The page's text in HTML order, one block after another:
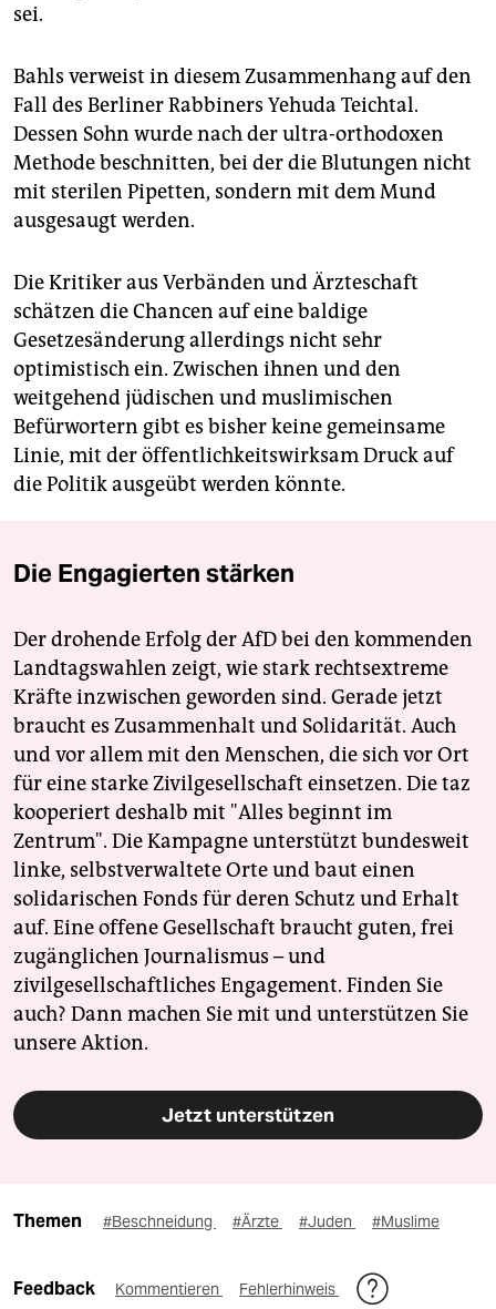
sei.
Bahls verweist in diesem Zusammenhang auf den
Fall des Berliner Rabbiners Yehuda Teichtal.
Dessen Sohn wurde nach der ultra-orthodoxen
Methode beschnitten, bei der die Blutungen nicht
mit sterilen Pipetten, sondern mit dem Mund
ausgesaugt werden.
Die Kritiker aus Verbänden und Ärzteschaft
schätzen die Chancen auf eine baldige
Gesetzesänderung allerdings nicht sehr
optimistisch ein. Zwischen ihnen und den
weitgehend jüdischen und muslimischen
Befürwortern gibt es bisher keine gemeinsame
Linie, mit der öffentlichkeitswirksam Druck auf
die Politik ausgeübt werden könnte.
Die Engagierten stärken
Der drohende Erfolg der AfD bei den kommenden
Landtagswahlen zeigt, wie stark rechtsextreme
Kräfte inzwischen geworden sind. Gerade jetzt
braucht es Zusammenhalt und Solidarität. Auch
und vor allem mit den Menschen, die sich vor Ort
für eine starke Zivilgesellschaft einsetzen. Die taz
kooperiert deshalb mit "Alles beginnt im
Zentrum". Die Kampagne unterstützt bundesweit
linke, selbstverwaltete Orte und baut einen
solidarischen Fonds für deren Schutz und Erhalt
auf. Eine offene Gesellschaft braucht guten, frei
zugänglichen Journalismus – und
zivilgesellschaftliches Engagement. Finden Sie
auch? Dann machen Sie mit und unterstützen Sie
unsere Aktion.
Jetzt unterstützen
Themen #Beschneidung #Ärzte #Juden #Muslime
Feedback Kommentieren Fehlerhinweis